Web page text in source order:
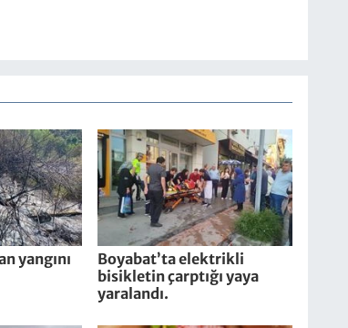
yangını
Boyabat’ta elektrikli
bisikletin çarptığı yaya
yaralandı.